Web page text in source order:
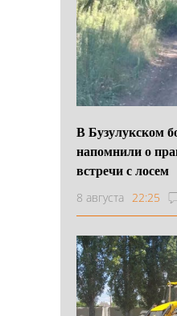
В Бузулукском
напомнили о
встречи с лосем
8 августа 22:25